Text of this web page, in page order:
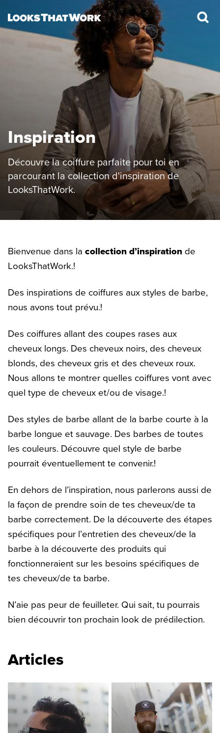
Inspiration
Découvre la coiffure parfaite pour toi en
parcourant la collection d'inspiration de
LooksThatWork.
Bienvenue dans la collection d’inspiration de
LooksThatWork.!
Des inspirations de coiffures aux styles de barbe,
nous avons tout prévu.!
Des coiffures allant des coupes rases aux
cheveux longs. Des cheveux noirs, des cheveux
blonds, des cheveux gris et des cheveux roux.
Nous allons te montrer quelles coiffures vont avec
quel type de cheveux et/ou de visage.!
Des styles de barbe allant de la barbe courte à la
barbe longue et sauvage. Des barbes de toutes
les couleurs. Découvre quel style de barbe
pourrait éventuellement te convenir.!
En dehors de l’inspiration, nous parlerons aussi de
la façon de prendre soin de tes cheveux/de ta
barbe correctement. De la découverte des étapes
spécifiques pour l’entretien des cheveux/de la
barbe à la découverte des produits qui
fonctionneraient sur les besoins spécifiques de
tes cheveux/de ta barbe.
N’aie pas peur de feuilleter. Qui sait, tu pourrais
bien découvrir ton prochain look de prédilection.
Articles